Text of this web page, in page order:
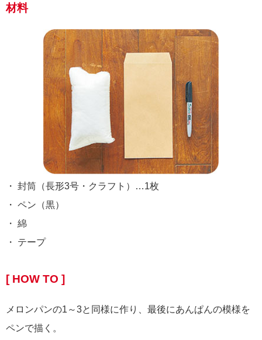
材料
・ 封筒（長形3号・クラフト）…1枚
・ ペン（黒）
・ 綿
・ テープ
[ HOW TO ]
メロンパンの1～3と同様に作り、最後にあんぱんの模様を
ペンで描く。